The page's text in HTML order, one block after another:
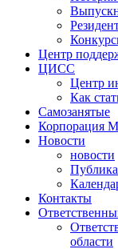
Центр
ЦИСС
Центр
Как
Самозанятые
Корпорация
Новости
новости
Контакты
области